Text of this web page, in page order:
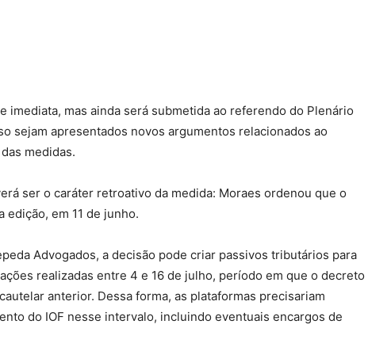
imediata, mas ainda será submetida ao referendo do Plenário
sejam apresentados novos argumentos relacionados ao
medidas.
ser o caráter retroativo da medida: Moraes ordenou que o
em 11 de junho.
Advogados, a decisão pode criar passivos tributários para
realizadas entre 4 e 16 de julho, período em que o decreto
anterior. Dessa forma, as plataformas precisariam
do IOF nesse intervalo, incluindo eventuais encargos de